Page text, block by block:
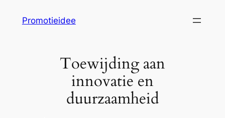
Promotieidee
Toewijding aan
innovatie en
duurzaamheid